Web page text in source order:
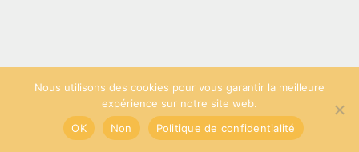
Nous utilisons des cookies pour vous garantir la meilleure
expérience sur notre site web.
OK
Non Politique de confidentialité